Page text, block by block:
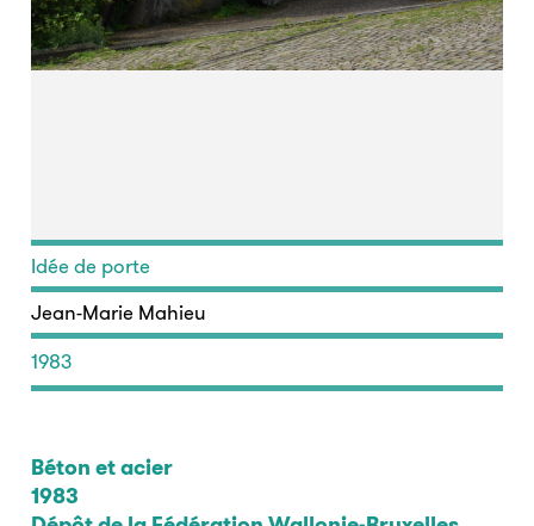
Idée de porte
Jean-Marie Mahieu
1983
Béton et acier
1983